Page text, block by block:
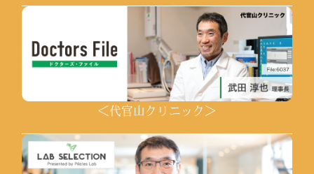
＜代官山クリニック＞